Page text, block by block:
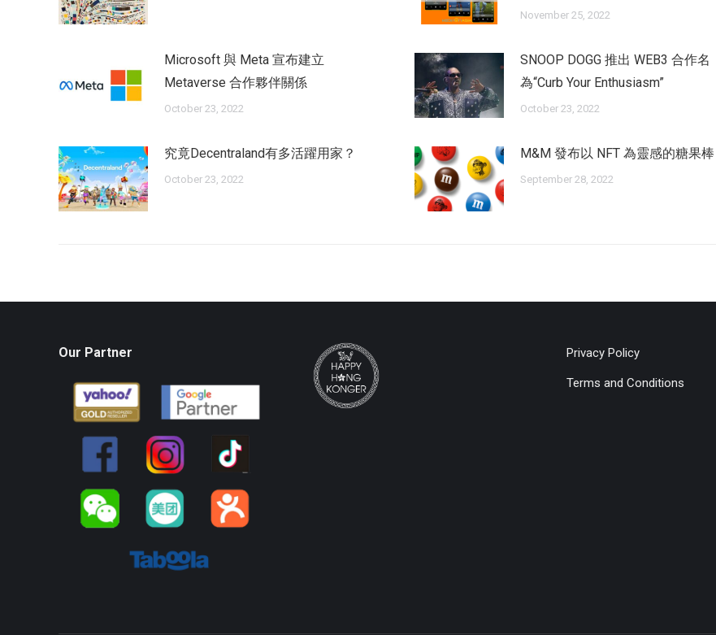
November 25, 2022
Microsoft 與 Meta 宣布建立
Metaverse 合作夥伴關係
October 23, 2022
SNOOP DOGG 推出 WEB3 合作名
為“Curb Your Enthusiasm”
October 23, 2022
究竟Decentraland有多活躍用家？
October 23, 2022
M&M 發布以 NFT 為靈感的糖果棒
September 28, 2022
Our Partner Privacy Policy
Terms and Conditions